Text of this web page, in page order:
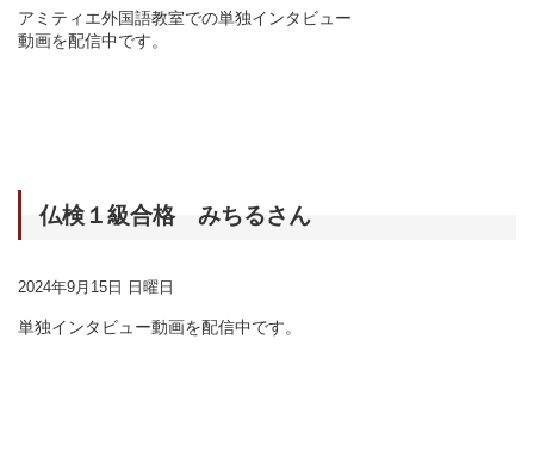
アミティエ外国語教室での単独インタビュー
動画を配信中です。
仏検１級合格 みちるさん
2024年9月15日 日曜日
単独インタビュー動画を配信中です。